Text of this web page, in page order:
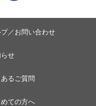
／お問い合わせ
せ
るご質問
めての方へ